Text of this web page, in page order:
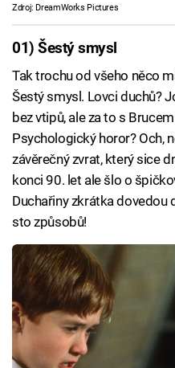
Zdroj: DreamWorks Pictures
01) Šestý smysl
Tak trochu od všeho něco
Šestý smysl. Lovci duchů?
bez vtipů, ale za to s
Psychologický horor? Och,
závěrečný zvrat, který sice
konci 90. let ale šlo o
Duchařiny zkrátka dovedou
sto způsobů!